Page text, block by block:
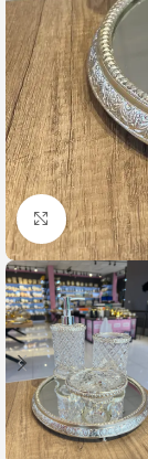
Büyütmek